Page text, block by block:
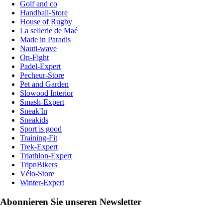
Golf and co
Handball-Store
House of Rugby
La sellerie de Maé
Made in Paradis
Nauti-wave
On-Fight
Padel-Expert
Pecheur-Store
Pet and Garden
Slowood Interior
Smash-Expert
Sneak'In
Sneakids
Sport is good
Training-Fit
Trek-Expert
Triathlon-Expert
TripnBikers
Vélo-Store
Winter-Expert
Abonnieren Sie unseren Newsletter